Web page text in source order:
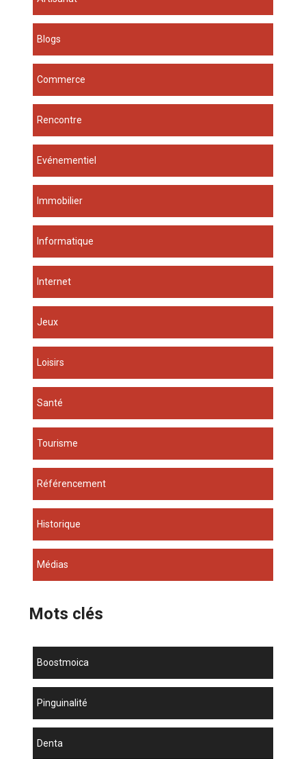
Blogs
Commerce
Rencontre
Evénementiel
Immobilier
Informatique
Internet
Jeux
Loisirs
Santé
Tourisme
Référencement
Historique
Médias
Mots clés
boostmoica
Pinguinalité
denta